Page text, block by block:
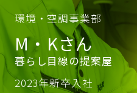
環境・空調事業部
M・Kさん
暮らし目線の提案屋
2023年新卒入社